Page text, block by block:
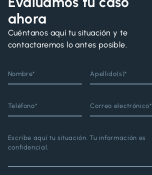
ahora
Cuéntanos aquí tu situación y te
contactaremos lo antes posible.
Nombre* Apellido(s)*
Teléfono* Correo electrónico*
Escribe aquí tu situación. Tu información es
confidencial.